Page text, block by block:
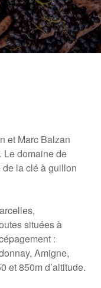
et Marc Balzan
Le domaine de
la clé à guillon
situées à
:
Amigne,
et 850m d’altitude.